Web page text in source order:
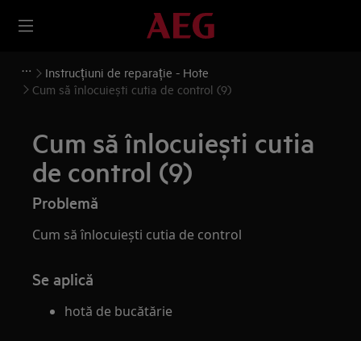
Instrucțiuni de reparație - Hote
Cum să înlocuiești cutia de control (9)
Cum să înlocuiești cutia
de control (9)
Problemă
Cum să înlocuiești cutia de control
Se aplică
hotă de bucătărie